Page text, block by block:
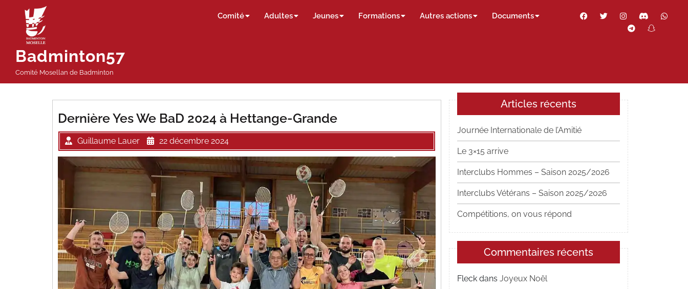
contenu
Badminton57
Comité Mosellan de Badminton
Comité Adultes Jeunes Formations Autres actions Documents Facebook
Twitter InstagramDiscord
Telegram
Dernière Yes We BaD 2024 à Hettange-Grande
Guillaume Lauer 22 décembre 2024
Articles récents
Journée Internationale de l’Amitié
Le 3×15 arrive
Interclubs Hommes – Saison 2025/2026
Interclubs Vétérans – Saison 2025/2026
Compétitions, on vous répond
Commentaires récents
Fleck dans Joyeux Noël